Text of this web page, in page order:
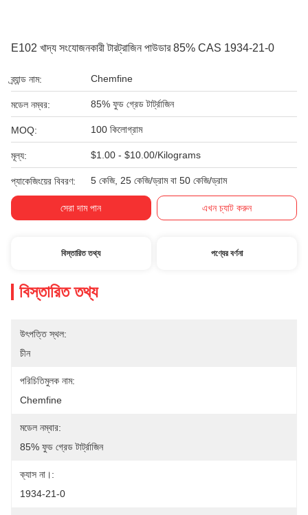
E102 খাদ্য সংযোজনকারী টারট্রাজিন পাউডার 85% CAS 1934-21-0
ব্র্যান্ড নাম: Chemfine
মডেল নম্বর: 85% ফুড গ্রেড টার্ট্রাজিন
MOQ: 100 কিলোগ্রাম
মূল্য: $1.00 - $10.00/Kilograms
প্যাকেজিংয়ের বিবরণ: 5 কেজি, 25 কেজি/ড্রাম বা 50 কেজি/ড্রাম
সেরা দাম পান এখন চ্যাট করুন
বিস্তারিত তথ্য পণ্যের বর্ণনা
বিস্তারিত তথ্য
উৎপত্তি স্থল:
চীন
পরিচিতিমুলক নাম:
Chemfine
মডেল নম্বার:
85% ফুড গ্রেড টার্ট্রাজিন
ক্যাস না।:
1934-21-0